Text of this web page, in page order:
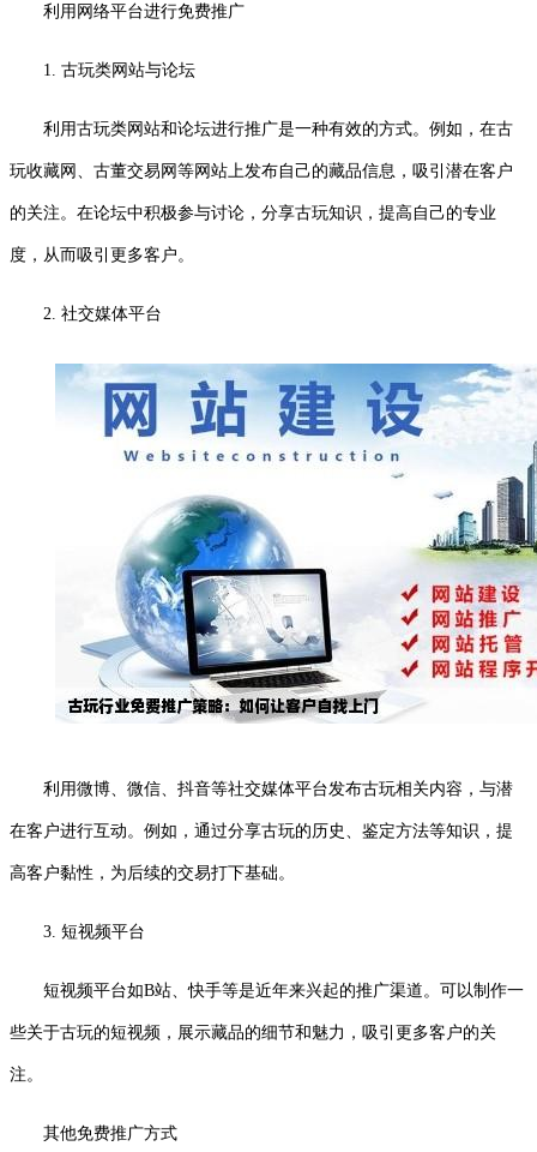
利用网络平台进行免费推广
1. 古玩类网站与论坛
利用古玩类网站和论坛进行推广是一种有效的方式。例如，在古
玩收藏网、古董交易网等网站上发布自己的藏品信息，吸引潜在客户
的关注。在论坛中积极参与讨论，分享古玩知识，提高自己的专业
度，从而吸引更多客户。
2. 社交媒体平台
利用微博、微信、抖音等社交媒体平台发布古玩相关内容，与潜
在客户进行互动。例如，通过分享古玩的历史、鉴定方法等知识，提
高客户黏性，为后续的交易打下基础。
3. 短视频平台
短视频平台如B站、快手等是近年来兴起的推广渠道。可以制作一
些关于古玩的短视频，展示藏品的细节和魅力，吸引更多客户的关
注。
其他免费推广方式